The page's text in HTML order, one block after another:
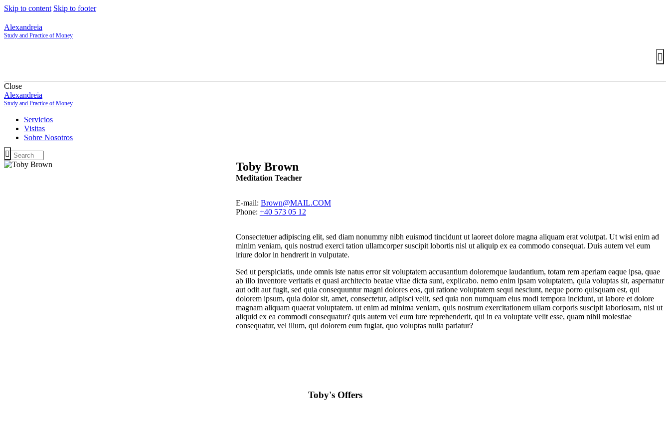
Skip to content Skip to footer
Alexandreia
Study and Practice of Money
Close
Alexandreia
Study and Practice of Money
Servicios
Visitas
Sobre Nosotros
Toby Brown
Meditation Teacher
E-mail: Brown@MAIL.COM
Phone: +40 573 05 12
Consectetuer adipiscing elit, sed diam nonummy nibh euismod tincidunt ut laoreet dolore magna aliquam erat volutpat. Ut wisi enim ad
minim veniam, quis nostrud exerci tation ullamcorper suscipit lobortis nisl ut aliquip ex ea commodo consequat. Duis autem vel eum
iriure dolor in hendrerit in vulputate.
Sed ut perspiciatis, unde omnis iste natus error sit voluptatem accusantium doloremque laudantium, totam rem aperiam eaque ipsa, quae
ab illo inventore veritatis et quasi architecto beatae vitae dicta sunt, explicabo. nemo enim ipsam voluptatem, quia voluptas sit, aspernatur
aut odit aut fugit, sed quia consequuntur magni dolores eos, qui ratione voluptatem sequi nesciunt, neque porro quisquam est, qui
dolorem ipsum, quia dolor sit, amet, consectetur, adipisci velit, sed quia non numquam eius modi tempora incidunt, ut labore et dolore
magnam aliquam quaerat voluptatem. ut enim ad minima veniam, quis nostrum exercitationem ullam corporis suscipit laboriosam, nisi ut
aliquid ex ea commodi consequatur? quis autem vel eum iure reprehenderit, qui in ea voluptate velit esse, quam nihil molestiae
consequatur, vel illum, qui dolorem eum fugiat, quo voluptas nulla pariatur?
Toby's Offers